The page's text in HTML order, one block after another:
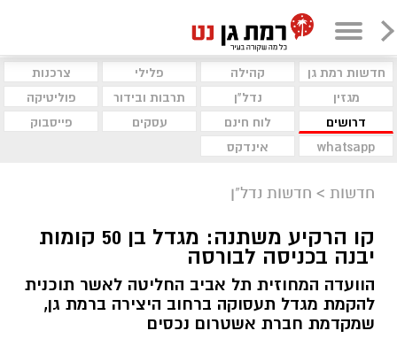
חדשות רמת גן קהילה פלילי
צרכנות
מגזין
נדל"ן תרבות ובידור
פוליטיקה
דרושים
לוח חינם עסקים
פייסבוק
whatsapp
אינדקס
חדשות > חדשות נדל"ן
קו הרקיע משתנה: מגדל בן 50 קומות
יבנה בכניסה לבורסה
הוועדה המחוזית תל אביב החליטה לאשר תוכנית
להקמת מגדל תעסוקה ברחוב היצירה ברמת גן,
שמקדמת חברת אשטרום נכסים